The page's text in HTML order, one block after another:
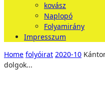
kovász
Naplopó
Folyamirány
Impresszum
Home folyóirat 2020-10
dolgok...